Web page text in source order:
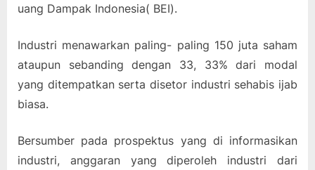
uang Dampak Indonesia( BEI).
Industri menawarkan paling- paling 150 juta saham
ataupun sebanding dengan 33, 33% dari modal
yang ditempatkan serta disetor industri sehabis ijab
biasa.
Bersumber pada prospektus yang di informasikan
industri, anggaran yang diperoleh industri dari